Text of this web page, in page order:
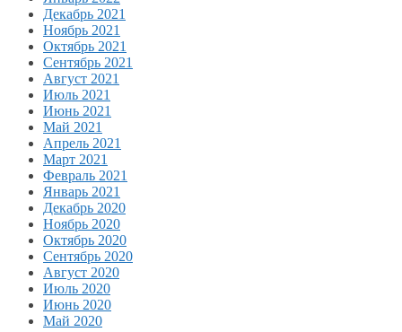
Декабрь 2021
Ноябрь 2021
Октябрь 2021
Сентябрь 2021
Август 2021
Июль 2021
Июнь 2021
Май 2021
Апрель 2021
Март 2021
Февраль 2021
Январь 2021
Декабрь 2020
Ноябрь 2020
Октябрь 2020
Сентябрь 2020
Август 2020
Июль 2020
Июнь 2020
Май 2020